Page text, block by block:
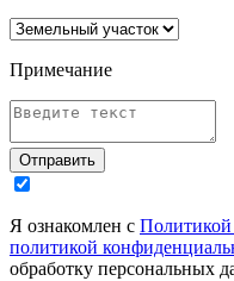
Примечание
Отправить
Я ознакомлен с Политикой
политикой
обработку персональных